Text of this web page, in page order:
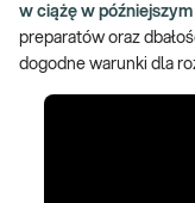
w ciążę w
preparatów oraz
dogodne warunki dla